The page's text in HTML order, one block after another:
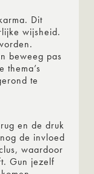
Dit
wijsheid.
beweeg pas
te
en de druk
de invloed
waardoor
Gun jezelf